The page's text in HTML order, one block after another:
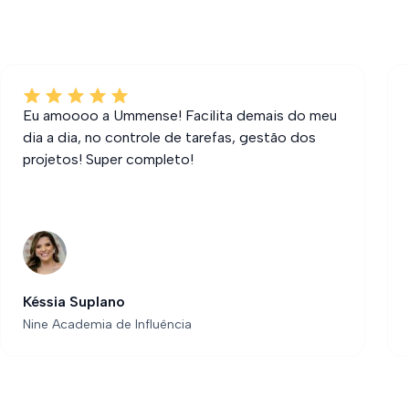
Eu amoooo a Ummense! Facilita demais do meu
dia a dia, no controle de tarefas, gestão dos
projetos! Super completo!
Késsia Suplano
Nine Academia de Influência